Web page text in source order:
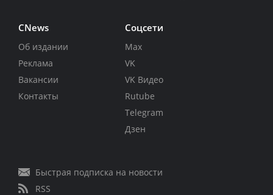
CNews
Об издании
Реклама
Вакансии
Контакты
Соцсети
Max
VK
VK Видео
Rutube
Telegram
Дзен
Быстрая подписка на новости
RSS